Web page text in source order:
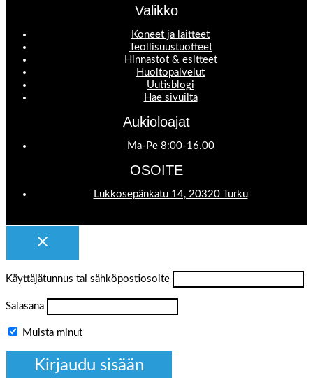
Valikko
Koneet ja laitteet
Teollisuustuotteet
Hinnastot & esitteet
Huoltopalvelut
Uutisblogi
Hae sivuilta
Aukioloajat
Ma-Pe 8:00-16.00
OSOITE
Lukkosepänkatu 14, 20320 Turku
Käyttäjätunnus tai sähköpostiosoite
Salasana
Muista minut